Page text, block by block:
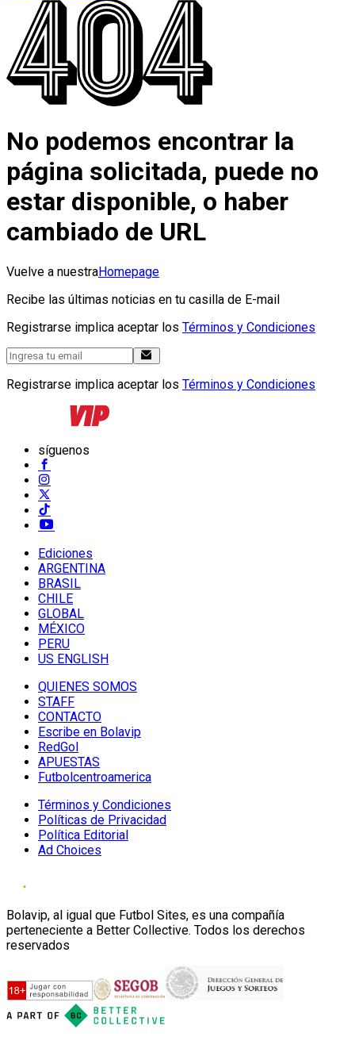
No podemos encontrar la
página solicitada, puede no
estar disponible, o haber
cambiado de URL
Vuelve a nuestraHomepage
Recibe las últimas noticias en tu casilla de E-mail
Registrarse implica aceptar los Términos y Condiciones
Registrarse implica aceptar los Términos y Condiciones
síguenos
Ediciones
ARGENTINA
BRASIL
CHILE
GLOBAL
MÉXICO
PERU
US ENGLISH
QUIENES SOMOS
STAFF
CONTACTO
Escribe en Bolavip
RedGol
APUESTAS
Futbolcentroamerica
Términos y Condiciones
Políticas de Privacidad
Política Editorial
Ad Choices
Bolavip, al igual que Futbol Sites, es una compañía
perteneciente a Better Collective. Todos los derechos
reservados